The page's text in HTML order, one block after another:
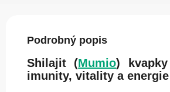
Podrobný popis
Shilajit (Mumio)
imunity, vitality a energie